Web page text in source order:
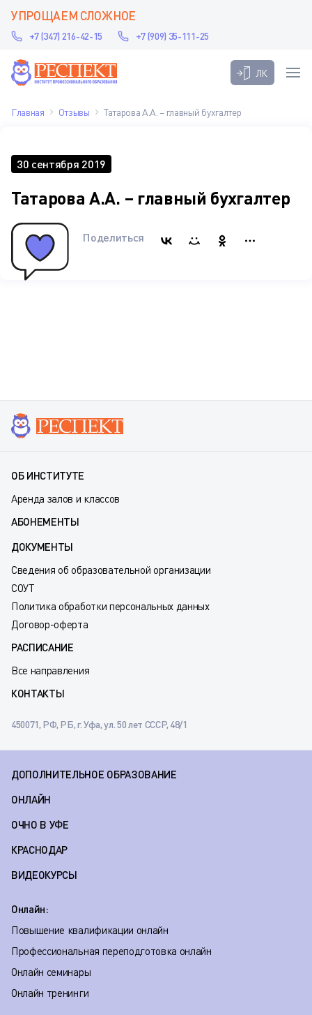
УПРОЩАЕМ СЛОЖНОЕ
+7 (347) 216-42-15 +7 (909) 35-111-25
ЛК
Главная Отзывы Татарова А.А. – главный бухгалтер
30 сентября 2019
Татарова А.А. – главный бухгалтер
Поделиться
ОБ ИНСТИТУТЕ
Аренда залов и классов
АБОНЕМЕНТЫ
ДОКУМЕНТЫ
Сведения об образовательной организации
СОУТ
Политика обработки персональных данных
Договор-оферта
РАСПИСАНИЕ
Все направления
КОНТАКТЫ
450071, РФ, РБ, г. Уфа, ул. 50 лет СССР, 48/1
ДОПОЛНИТЕЛЬНОЕ ОБРАЗОВАНИЕ
ОНЛАЙН
ОЧНО В УФЕ
КРАСНОДАР
ВИДЕОКУРСЫ
Онлайн:
Повышение квалификации онлайн
Профессиональная переподготовка онлайн
Онлайн семинары
Онлайн тренинги